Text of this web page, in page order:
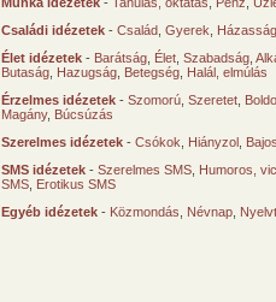
Családi idézetek - Család Gyerek
Élet idézetek - Barátság Élet Szabadság
Butaság Hazugság Betegség Halál, elmúlás
Érzelmes idézetek - Szomorú Szeretet
Magány, Búcsúzás
Szerelmes idézetek - Csókok Hiányzol
SMS idézetek - Szerelmes SMS Humoros,
SMS Erotikus SMS
Egyéb idézetek - Közmondás Névnap